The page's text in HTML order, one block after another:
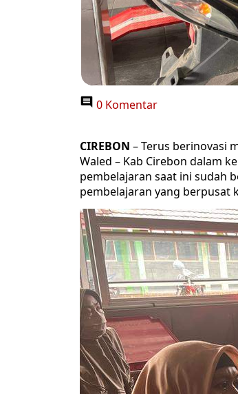
0 Komentar
CIREBON – Terus berinovasi
Waled – Kab Cirebon dalam
pembelajaran saat ini sudah
pembelajaran yang berpusat